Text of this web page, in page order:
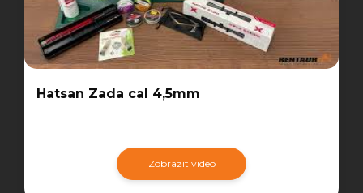
Hatsan Zada cal 4,5mm
Zobrazit video